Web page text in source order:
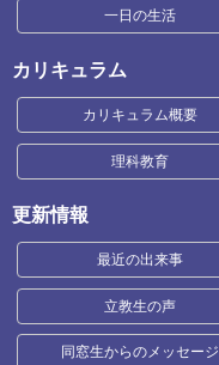
一日の生活
カリキュラム
カリキュラム概要
理科教育
更新情報
最近の出来事
立教生の声
同窓生からのメッセージ